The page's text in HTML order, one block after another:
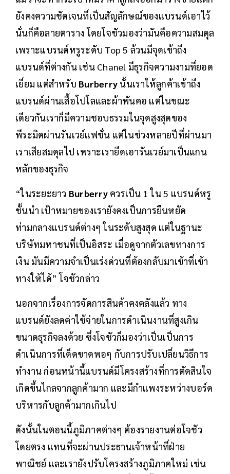
หรู” โจชัวอธิบาย
แม้ว่าจะทำกระเป๋าที่มีราคาถูกลงออกมาวางขายแต่ก็
ยังคงความชัดเจนที่เป็นสัญลักษณ์ของแบรนด์เอาไว้
นั่นก็คือลายตาราง โดยโจชัวมองว่ามันคือความสมดุล
เพราะแบรนด์หรูระดับ Top 5 ล้วนมีจุดเข้าถึง
แบรนด์ที่ต่างกัน เช่น Chanel มีธุรกิจความงามที่ยอด
เยี่ยม แต่สำหรับBurberryนั้นเราให้ลูกค้าเข้าถึง
แบรนด์ผ่านเสื้อโปโลและผ้าพันคอ แต่ในขณะ
เดียวกันเราก็มีความชอบธรรมในจุดสูงสุดของ
พีระมิดผ่านรันเวย์แฟชั่น แต่ในช่วงหลายปีที่ผ่านมา
เราเสียสมดุลไป เพราะเรายึดเอารันเวย์มาเป็นแกน
หลักของธุรกิจ
“ในระยะยาวBurberryควรเป็น 1 ใน 5 แบรนด์หรู
ชั้นนำ เป้าหมายของเรายังคงเป็นการยืนหยัด
ท่ามกลางแบรนด์ต่างๆ ในระดับสูงสุด แต่ในฐานะ
บริษัทมหาชนที่เป็นอิสระ เมื่อดูจากตัวเลขทางการ
เงิน มันมีความจำเป็นเร่งด่วนที่ต้องกลับมาเข้าที่เข้า
ทางให้ได้” โจชัวกล่าว
นอกจากเรื่องการจัดการสินค้าคงคลังแล้ว ทาง
แบรนด์ยังลดค่าใช้จ่ายในการดำเนินงานที่สูงเกิน
ขนาดธุรกิจลงด้วย ซึ่งโจชัวก็มองว่าเป็นเป็นการ
ดำเนินการที่เด็ดขาดพอๆ กับการปรับเปลี่ยนวิธีการ
ทำงาน ก่อนหน้านี้แบรนด์มีโครงสร้างที่การตัดสินใจ
เกิดขึ้นไกลจากลูกค้ามาก และมีกำแพงระหว่างบอร์ด
บริหารกับลูกค้ามากเกินไป
ดังนั้นในตอนนี้ภูมิภาคต่างๆ ต้องรายงานต่อโจชัว